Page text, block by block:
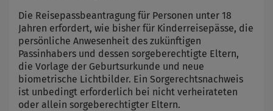
Die Reisepassbeantragung für Personen unter 18
Jahren erfordert, wie bisher für Kinderreisepässe, die
persönliche Anwesenheit des zukünftigen
Passinhabers und dessen sorgeberechtigte Eltern,
die Vorlage der Geburtsurkunde und neue
biometrische Lichtbilder. Ein Sorgerechtsnachweis
ist unbedingt erforderlich bei nicht verheirateten
oder allein sorgeberechtigter Eltern.